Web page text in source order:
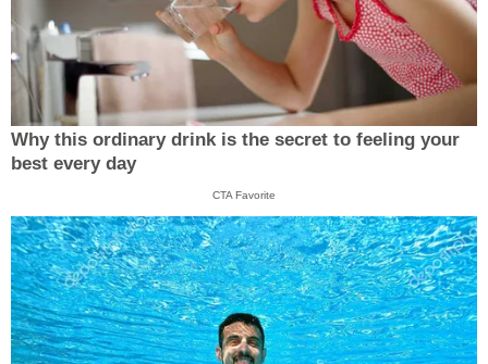
Why this ordinary drink is the secret to feeling your
best every day
CTA Favorite